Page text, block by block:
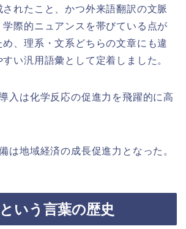
されたこと、かつ外来語翻訳の文脈
学際的ニュアンスを帯びている点が
、理系・文系どちらの文章にも違
い汎用語彙として定着しました。
入は化学反応の促進力を飛躍的に高
は地域経済の成長促進力となった。
という言葉の歴史